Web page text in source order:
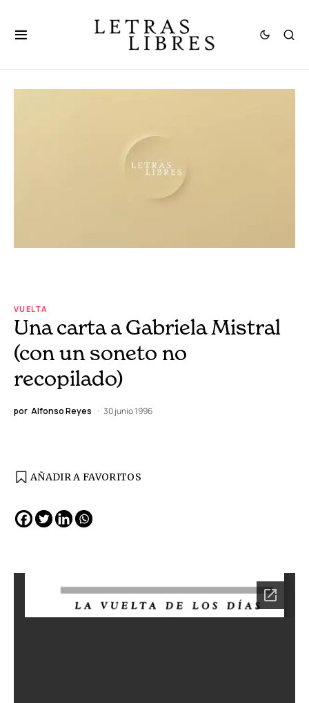
VUELTA
Una carta a Gabriela Mistral
(con un soneto no
recopilado)
por Alfonso Reyes 30 junio 1996
AÑADIR A FAVORITOS